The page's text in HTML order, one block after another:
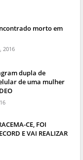
morto em
2016
dupla de
de uma mulher
CE, FOI
E VAI REALIZAR